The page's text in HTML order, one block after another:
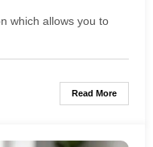
which allows you to
Read More